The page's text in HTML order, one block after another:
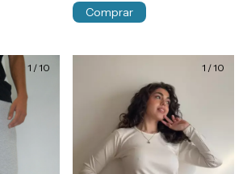
Comprar
1 /10 1 /10